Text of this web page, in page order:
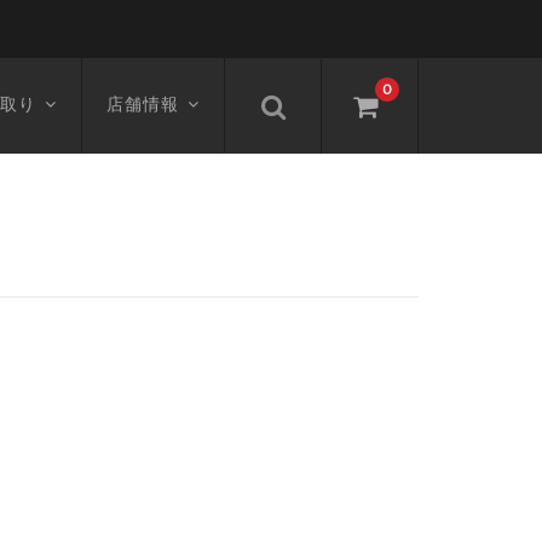
0
り 店舗情報